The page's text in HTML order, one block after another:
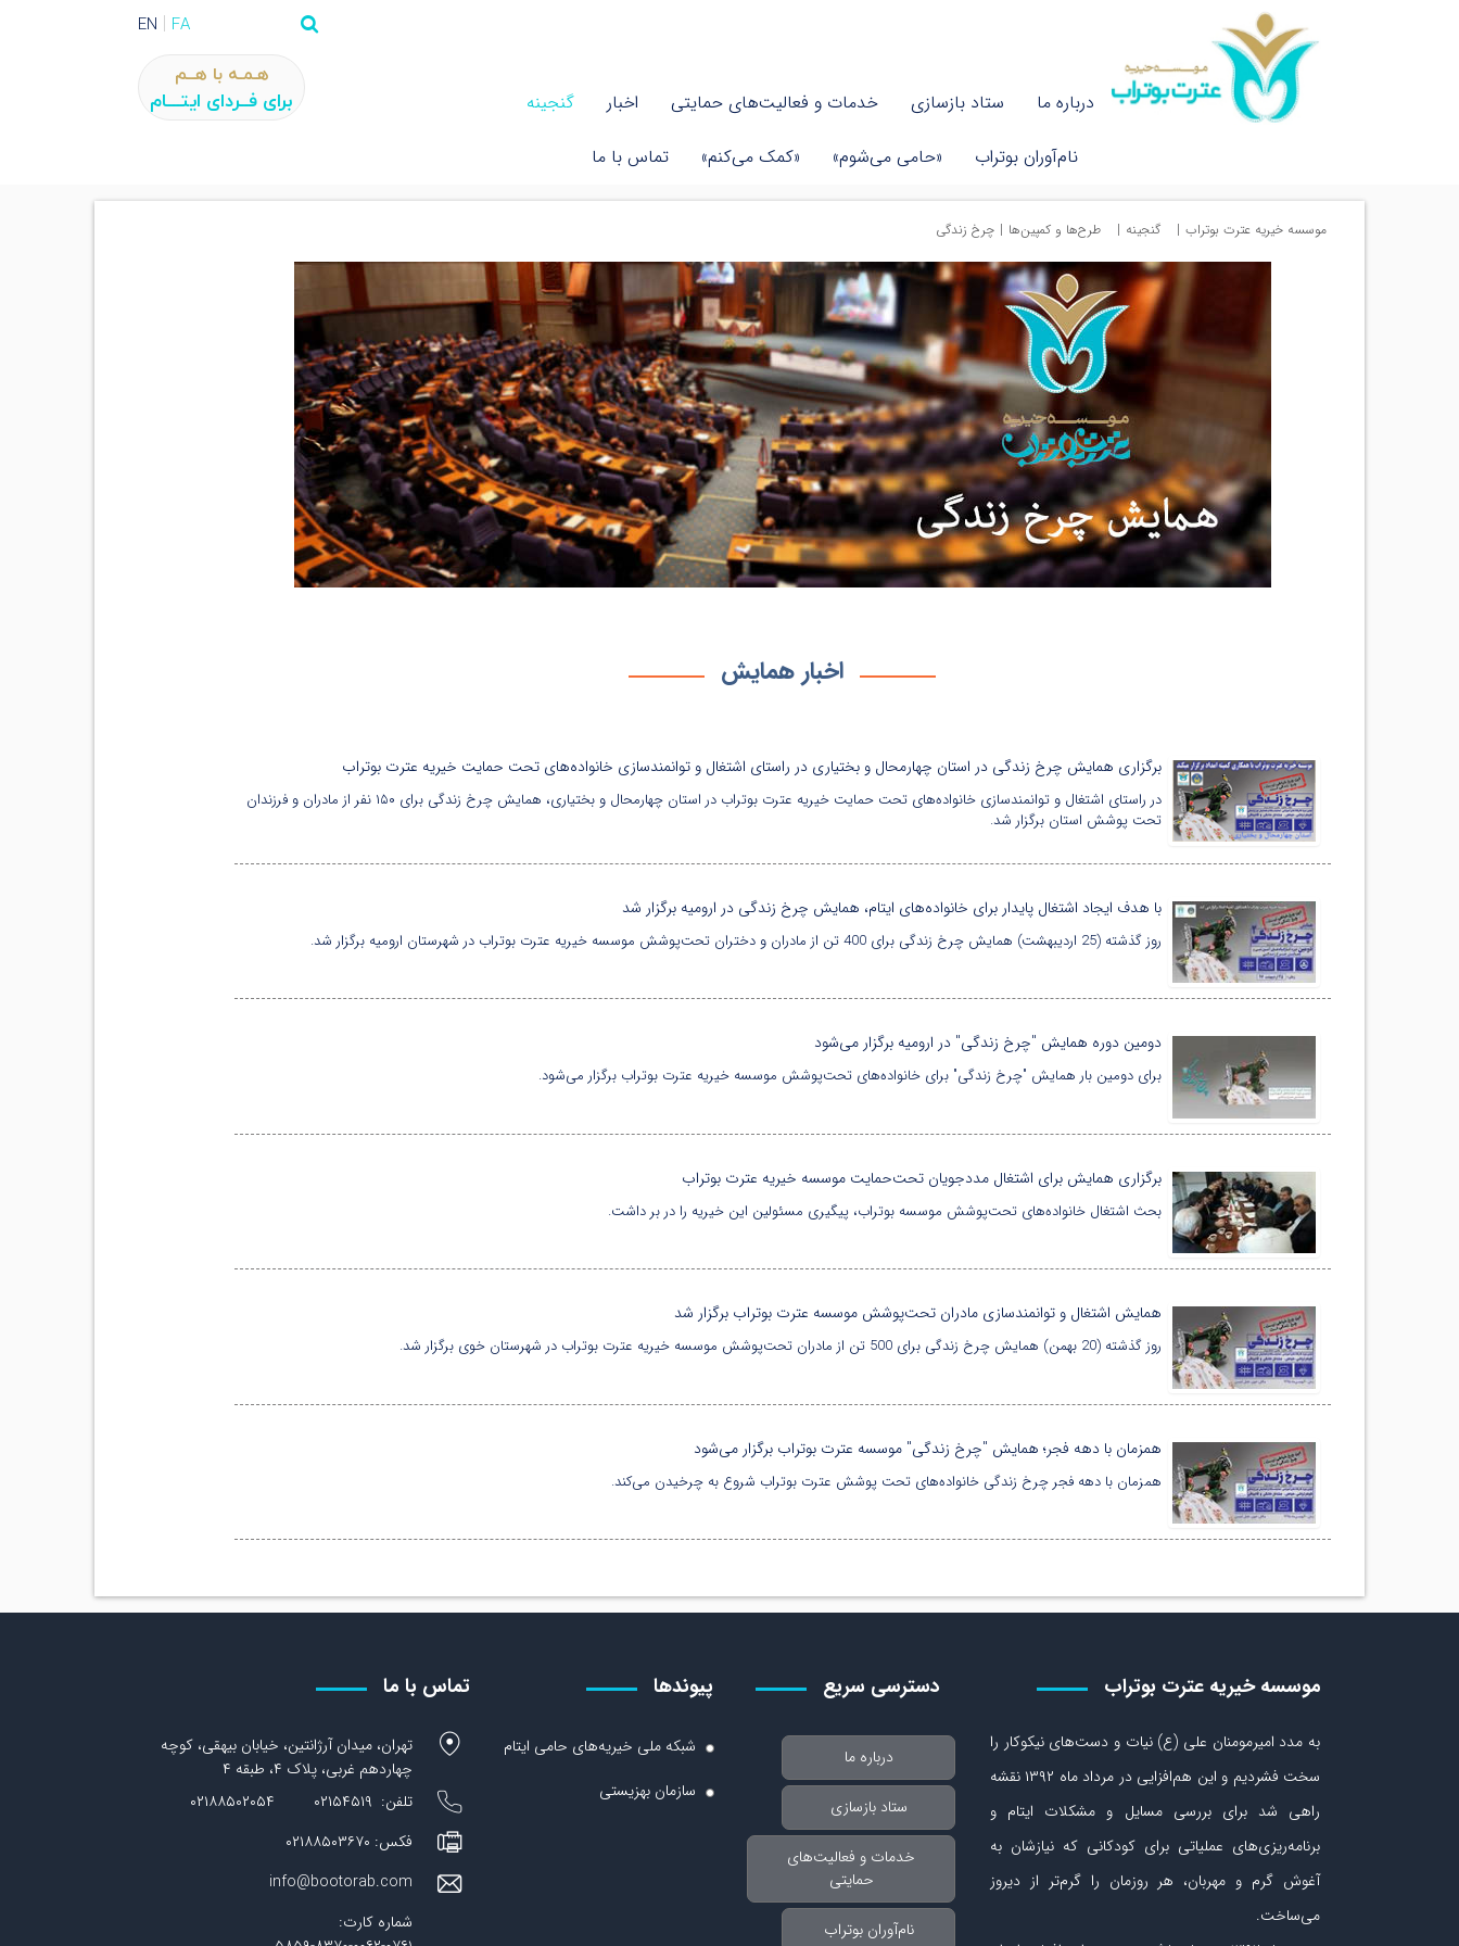
FA
EN
درباره ما ستاد بازسازی خدمات و فعالیت‌های حمایتی اخبار
گنجینه
نام‌آوران بوتراب
«حامی می‌شوم» «کمک می‌کنم» تماس با ما
هـمـه با هــم
برای فــردای ایتـــام
موسسه خیریه عترت بوتراب | گنجینه | طرح‌ها و کمپین‌ها | چرخ زندگی
اخبار همایش
برگزاری همایش چرخ زندگی در استان چهارمحال و بختیاری در راستای اشتغال و توانمندسازی خانواده‌های تحت حمایت خیریه عترت بوتراب
در راستای اشتغال و توانمندسازی خانواده‌های تحت حمایت خیریه عترت بوتراب در استان چهارمحال و بختیاری، همایش چرخ زندگی برای ۱۵۰ نفر از مادران و فرزندان
تحت پوشش استان برگزار شد.
با هدف ایجاد اشتغال پایدار برای خانواده‌های ایتام، همایش چرخ زندگی در ارومیه برگزار شد
روز گذشته (25 اردیبهشت) همایش چرخ زندگی برای 400 تن از مادران و دختران تحت‌پوشش موسسه خیریه عترت بوتراب در شهرستان ارومیه برگزار شد.
دومین دوره همایش "چرخ زندگی" در ارومیه برگزار می‌شود
برای دومین بار همایش "چرخ زندگی" برای خانواده‌های تحت‌پوشش موسسه خیریه عترت بوتراب برگزار می‌شود.
برگزاری همایش برای اشتغال مددجویان تحت‌حمایت موسسه خیریه عترت بوتراب
بحث اشتغال خانواده‌های تحت‌پوشش موسسه بوتراب، پیگیری مسئولین این خیریه را در بر داشت.
همایش اشتغال و توانمندسازی مادران تحت‌پوشش موسسه عترت بوتراب برگزار شد
روز گذشته (20 بهمن) همایش چرخ زندگی برای 500 تن از مادران تحت‌پوشش موسسه خیریه عترت بوتراب در شهرستان خوی برگزار شد.
همزمان با دهه فجر؛ همایش "چرخ زندگی" موسسه عترت بوتراب برگزار می‌شود
همزمان با دهه فجر چرخ زندگی خانواده‌های تحت پوشش عترت بوتراب شروع به چرخیدن می‌کند.
موسسه خیریه عترت بوتراب
به مدد امیرمومنان علی (ع) نیات و دست‏‌های نیکوکار را
سخت فشردیم و این هم‌افزایی در مرداد ماه ۱۳۹۲ نقشه
راهی شد برای بررسی مسایل و مشکلات ایتام و
برنامه‌ریزی‏‌های عملیاتی برای کودکانی که نیازشان به
آغوش گرم و مهربان، هر روزمان را گرم‌تر از دیروز
می‏‌ساخت.
دسترسی سریع
درباره ما
ستاد بازسازی
خدمات و فعالیت‌های
حمایتی
نام‌آوران بوتراب
پیوندها
شبکه ملی خیریه‌های حامی ایتام
سازمان بهزیستی
تماس با ما
تهران، میدان آرژانتین، خیابان بیهقی، کوچه
چهاردهم غربی، پلاک ۴، طبقه ۴
تلفن: ۰۲۱۵۴۵۱۹ ۰۲۱۸۸۵۰۲۰۵۴
فکس: ۰۲۱۸۸۵۰۳۶۷۰
info@bootorab.com
شماره کارت: